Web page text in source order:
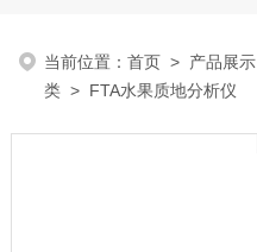
当前位置：首页 > 产品展示
类 > FTA水果质地分析仪